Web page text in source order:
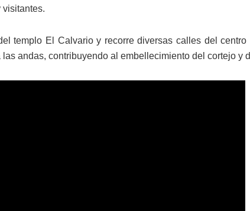
visitantes.
templo El Calvario y recorre diversas calles del
andas, contribuyendo al embellecimiento del cortejo y